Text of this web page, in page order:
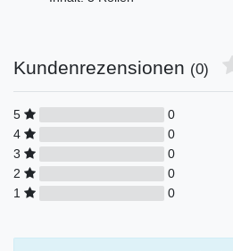
Kundenrezensionen (0)
5
0
4
0
3
0
2
0
1
0